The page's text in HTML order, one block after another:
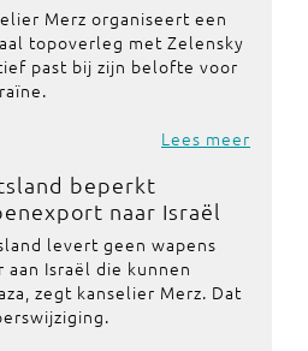
Merz organiseert een
topoverleg met Zelensky
past bij zijn belofte voor
Lees meer
beperkt
naar Israël
levert geen wapens
aan Israël die kunnen
zegt kanselier Merz. Dat